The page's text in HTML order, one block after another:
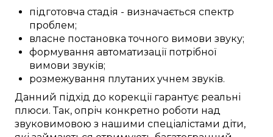
підготовча стадія - визначається спектр
проблем;
власне постановкаточного вимови звуку;
формування автоматизації потрібної
вимови звуків;
розмежування плутаних учнем звуків.
Данний підхід до корекції гарантує реальні
плюси. Так, опріч конкретно роботи над
звуковимовою з нашими спеціалістами діти,